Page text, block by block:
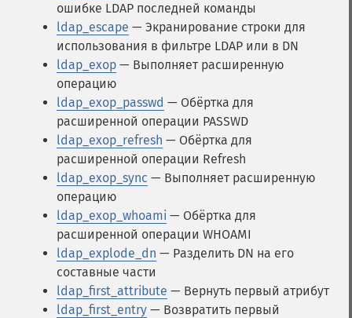
ошибке LDAP последней команды
ldap_escape — Экранирование строки для
использования в фильтре LDAP или в DN
ldap_exop — Выполняет расширенную
операцию
ldap_exop_passwd — Обёртка для
расширенной операции PASSWD
ldap_exop_refresh — Обёртка для
расширенной операции Refresh
ldap_exop_sync — Выполняет расширенную
операцию
ldap_exop_whoami — Обёртка для
расширенной операции WHOAMI
ldap_explode_dn — Разделить DN на его
составные части
ldap_first_attribute — Вернуть первый атрибут
ldap_first_entry — Возвратить первый